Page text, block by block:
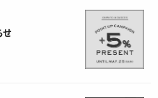
せ